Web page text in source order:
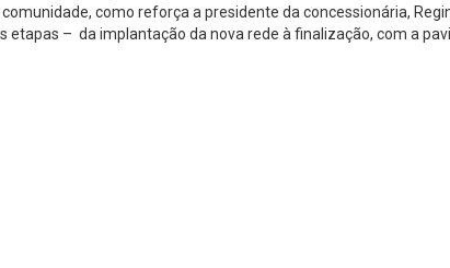
como reforça a presidente da concessionária,
– da implantação da nova rede à finalização, com a